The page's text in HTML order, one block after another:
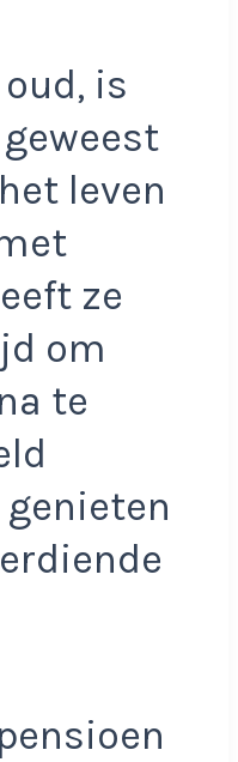
is
leven
ze
om
te